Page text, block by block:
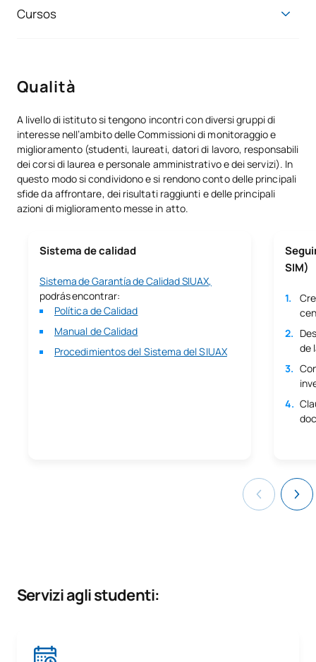
secondo grado, la formazione professionale e
Master universitario in Psicopedagogia
Master universitario in Tecnologia dell’istruzione e
competenze digitali per i docenti
Master universitario in Attenzione alla diversità ed
educazione inclusiva
Master universitario in Leadership e gestione degli istituti
scolastici
lingua straniera
accompagnamento pedagogico
Master universitario in mediazione dei conflitti
Cursos
Qualità
A livello di istituto si tengono incontri con diversi gruppi di
interesse nell’ambito delle Commissioni di monitoraggio e
miglioramento (studenti, laureati, datori di lavoro, responsabili
dei corsi di laurea e personale amministrativo e dei servizi). In
questo modo si condividono e si rendono conto delle principali
sfide da affrontare, dei risultati raggiunti e delle principali
azioni di miglioramento messe in atto.
Sistema de calidad
Sistema de Garantía de Calidad SIUAX,
podrás encontrar:
Política de Calidad
Manual de Calidad
Procedimientos del Sistema del SIUAX
SIM)
de
Servizi agli studenti: